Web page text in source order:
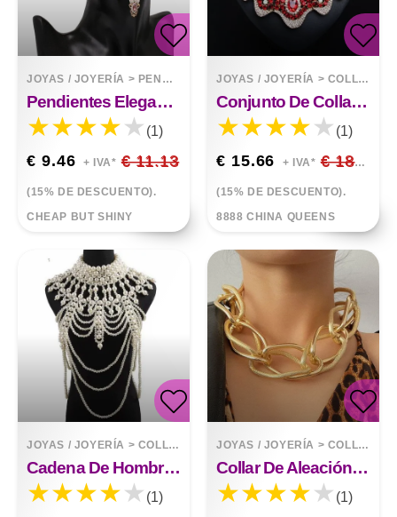
JOYAS / JOYERÍA > PENDIENTES
Pendientes Elegantes De Alta Calidad.
(1)
€ 9.46 + IVA* € 11.13
(15% DE DESCUENTO).
CHEAP BUT SHINY
JOYAS / JOYERÍA > COLLARES
Conjunto De Collar De Collar Geométrico De Diamantes
(1)
€ 15.66 + IVA* € 18.42
(15% DE DESCUENTO).
8888 CHINA QUEENS
JOYAS / JOYERÍA > COLLARES
Cadena De Hombro Con Chal De Perlas
(1)
JOYAS / JOYERÍA > COLLARES
Collar De Aleación De Mujer Con Collar Esmerilado Brillante Con Personalidad
(1)